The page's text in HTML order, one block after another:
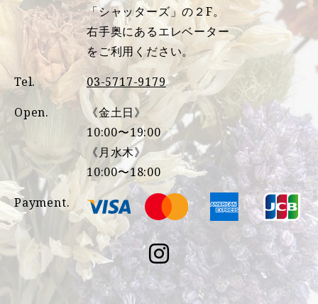
「シャッターズ」の２F。
右手奥にあるエレベーター
をご利用ください。
Tel.
03-5717-9179
Open.
《金土日》
10:00〜19:00
《月水木》
10:00〜18:00
Payment.